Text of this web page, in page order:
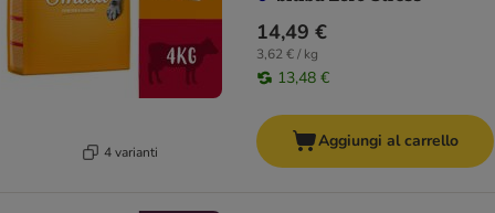
4 varianti
14,49 €
3,62 € / kg
13,48 €
Aggiungi al carrello